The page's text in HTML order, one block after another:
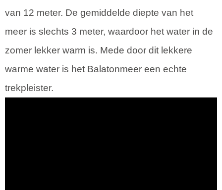
van 12 meter. De gemiddelde diepte van het
meer is slechts 3 meter, waardoor het water in de
zomer lekker warm is. Mede door dit lekkere
warme water is het Balatonmeer een echte
trekpleister.